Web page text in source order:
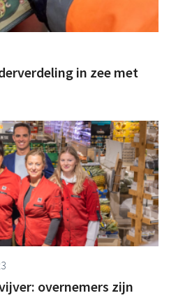
in zee met
overnemers zijn